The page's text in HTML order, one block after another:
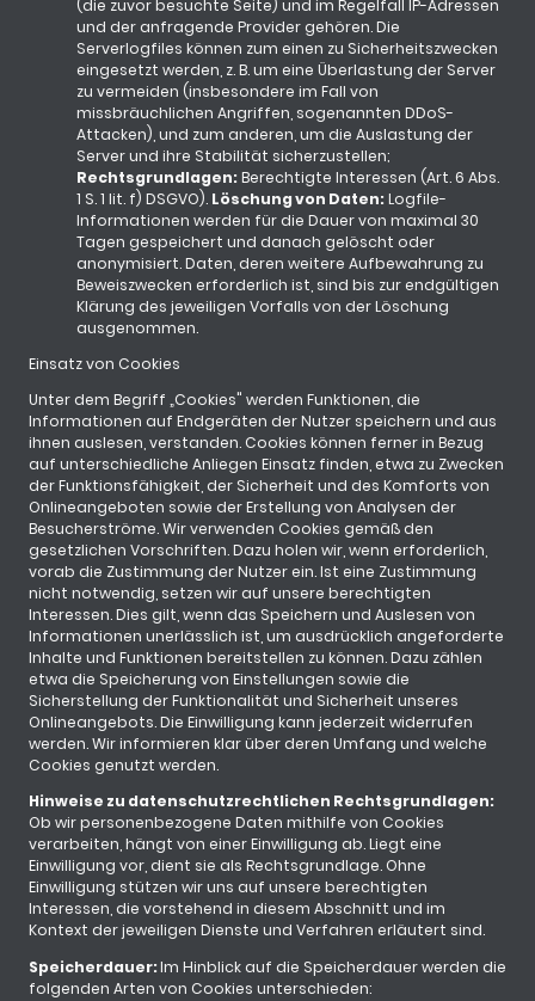
(die zuvor besuchte Seite) und im Regelfall IP-Adressen
und der anfragende Provider gehören. Die
Serverlogfiles können zum einen zu Sicherheitszwecken
eingesetzt werden, z. B. um eine Überlastung der Server
zu vermeiden (insbesondere im Fall von
missbräuchlichen Angriffen, sogenannten DDoS-
Attacken), und zum anderen, um die Auslastung der
Server und ihre Stabilität sicherzustellen;
Rechtsgrundlagen: Berechtigte Interessen (Art. 6 Abs.
1 S. 1 lit. f) DSGVO). Löschung von Daten: Logfile-
Informationen werden für die Dauer von maximal 30
Tagen gespeichert und danach gelöscht oder
anonymisiert. Daten, deren weitere Aufbewahrung zu
Beweiszwecken erforderlich ist, sind bis zur endgültigen
Klärung des jeweiligen Vorfalls von der Löschung
ausgenommen.
Einsatz von Cookies
Unter dem Begriff „Cookies" werden Funktionen, die
Informationen auf Endgeräten der Nutzer speichern und aus
ihnen auslesen, verstanden. Cookies können ferner in Bezug
auf unterschiedliche Anliegen Einsatz finden, etwa zu Zwecken
der Funktionsfähigkeit, der Sicherheit und des Komforts von
Onlineangeboten sowie der Erstellung von Analysen der
Besucherströme. Wir verwenden Cookies gemäß den
gesetzlichen Vorschriften. Dazu holen wir, wenn erforderlich,
vorab die Zustimmung der Nutzer ein. Ist eine Zustimmung
nicht notwendig, setzen wir auf unsere berechtigten
Interessen. Dies gilt, wenn das Speichern und Auslesen von
Informationen unerlässlich ist, um ausdrücklich angeforderte
Inhalte und Funktionen bereitstellen zu können. Dazu zählen
etwa die Speicherung von Einstellungen sowie die
Sicherstellung der Funktionalität und Sicherheit unseres
Onlineangebots. Die Einwilligung kann jederzeit widerrufen
werden. Wir informieren klar über deren Umfang und welche
Cookies genutzt werden.
Hinweise zu datenschutzrechtlichen Rechtsgrundlagen:
Ob wir personenbezogene Daten mithilfe von Cookies
verarbeiten, hängt von einer Einwilligung ab. Liegt eine
Einwilligung vor, dient sie als Rechtsgrundlage. Ohne
Einwilligung stützen wir uns auf unsere berechtigten
Interessen, die vorstehend in diesem Abschnitt und im
Kontext der jeweiligen Dienste und Verfahren erläutert sind.
Speicherdauer:Im Hinblick auf die Speicherdauer werden die
folgenden Arten von Cookies unterschieden: